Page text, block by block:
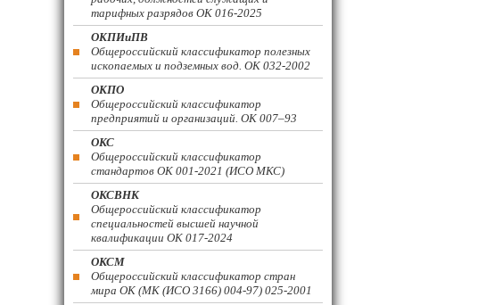
тарифных разрядов ОК 016-2025
ОКПИиПВ
Общероссийский классификатор полезных
ископаемых и подземных вод. ОК 032-2002
ОКПО
Общероссийский классификатор
предприятий и организаций. ОК 007–93
ОКС
Общероссийский классификатор
стандартов ОК 001-2021 (ИСО МКС)
ОКСВНК
Общероссийский классификатор
специальностей высшей научной
квалификации ОК 017-2024
ОКСМ
Общероссийский классификатор стран
мира ОК (МК (ИСО 3166) 004-97) 025-2001